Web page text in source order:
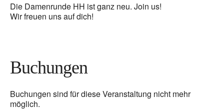
Die Damenrunde HH ist ganz neu. Join us!
Wir freuen uns auf dich!
Buchungen
Buchungen sind für diese Veranstaltung nicht mehr
möglich.